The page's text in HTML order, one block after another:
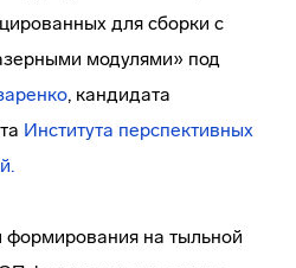
для сборки с
модулями» под
, кандидата
Института перспективных
формирования на тыльной